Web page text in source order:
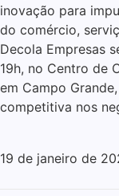
inovação para
do comércio,
Decola Empresas
19h, no Centro de
em Campo
competitiva nos
19 de janeiro de